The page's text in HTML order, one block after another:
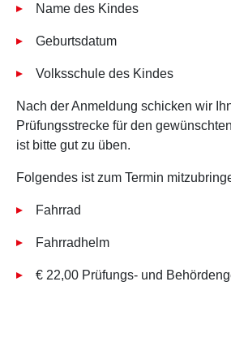
Name des Kindes
Geburtsdatum
Volksschule des Kindes
Nach der Anmeldung schicken wir
Prüfungsstrecke für den
ist bitte gut zu üben.
Folgendes ist zum Termin
Fahrrad
Fahrradhelm
€ 22,00 Prüfungs- und